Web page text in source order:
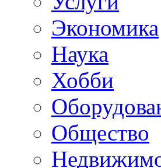
Экономика
Наука
Хобби
Общество